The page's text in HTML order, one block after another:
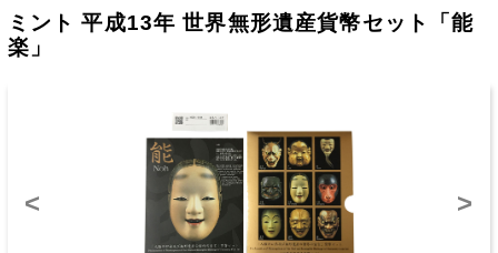
ミント 平成13年 世界無形遺産貨幣セット「能
楽」
< >